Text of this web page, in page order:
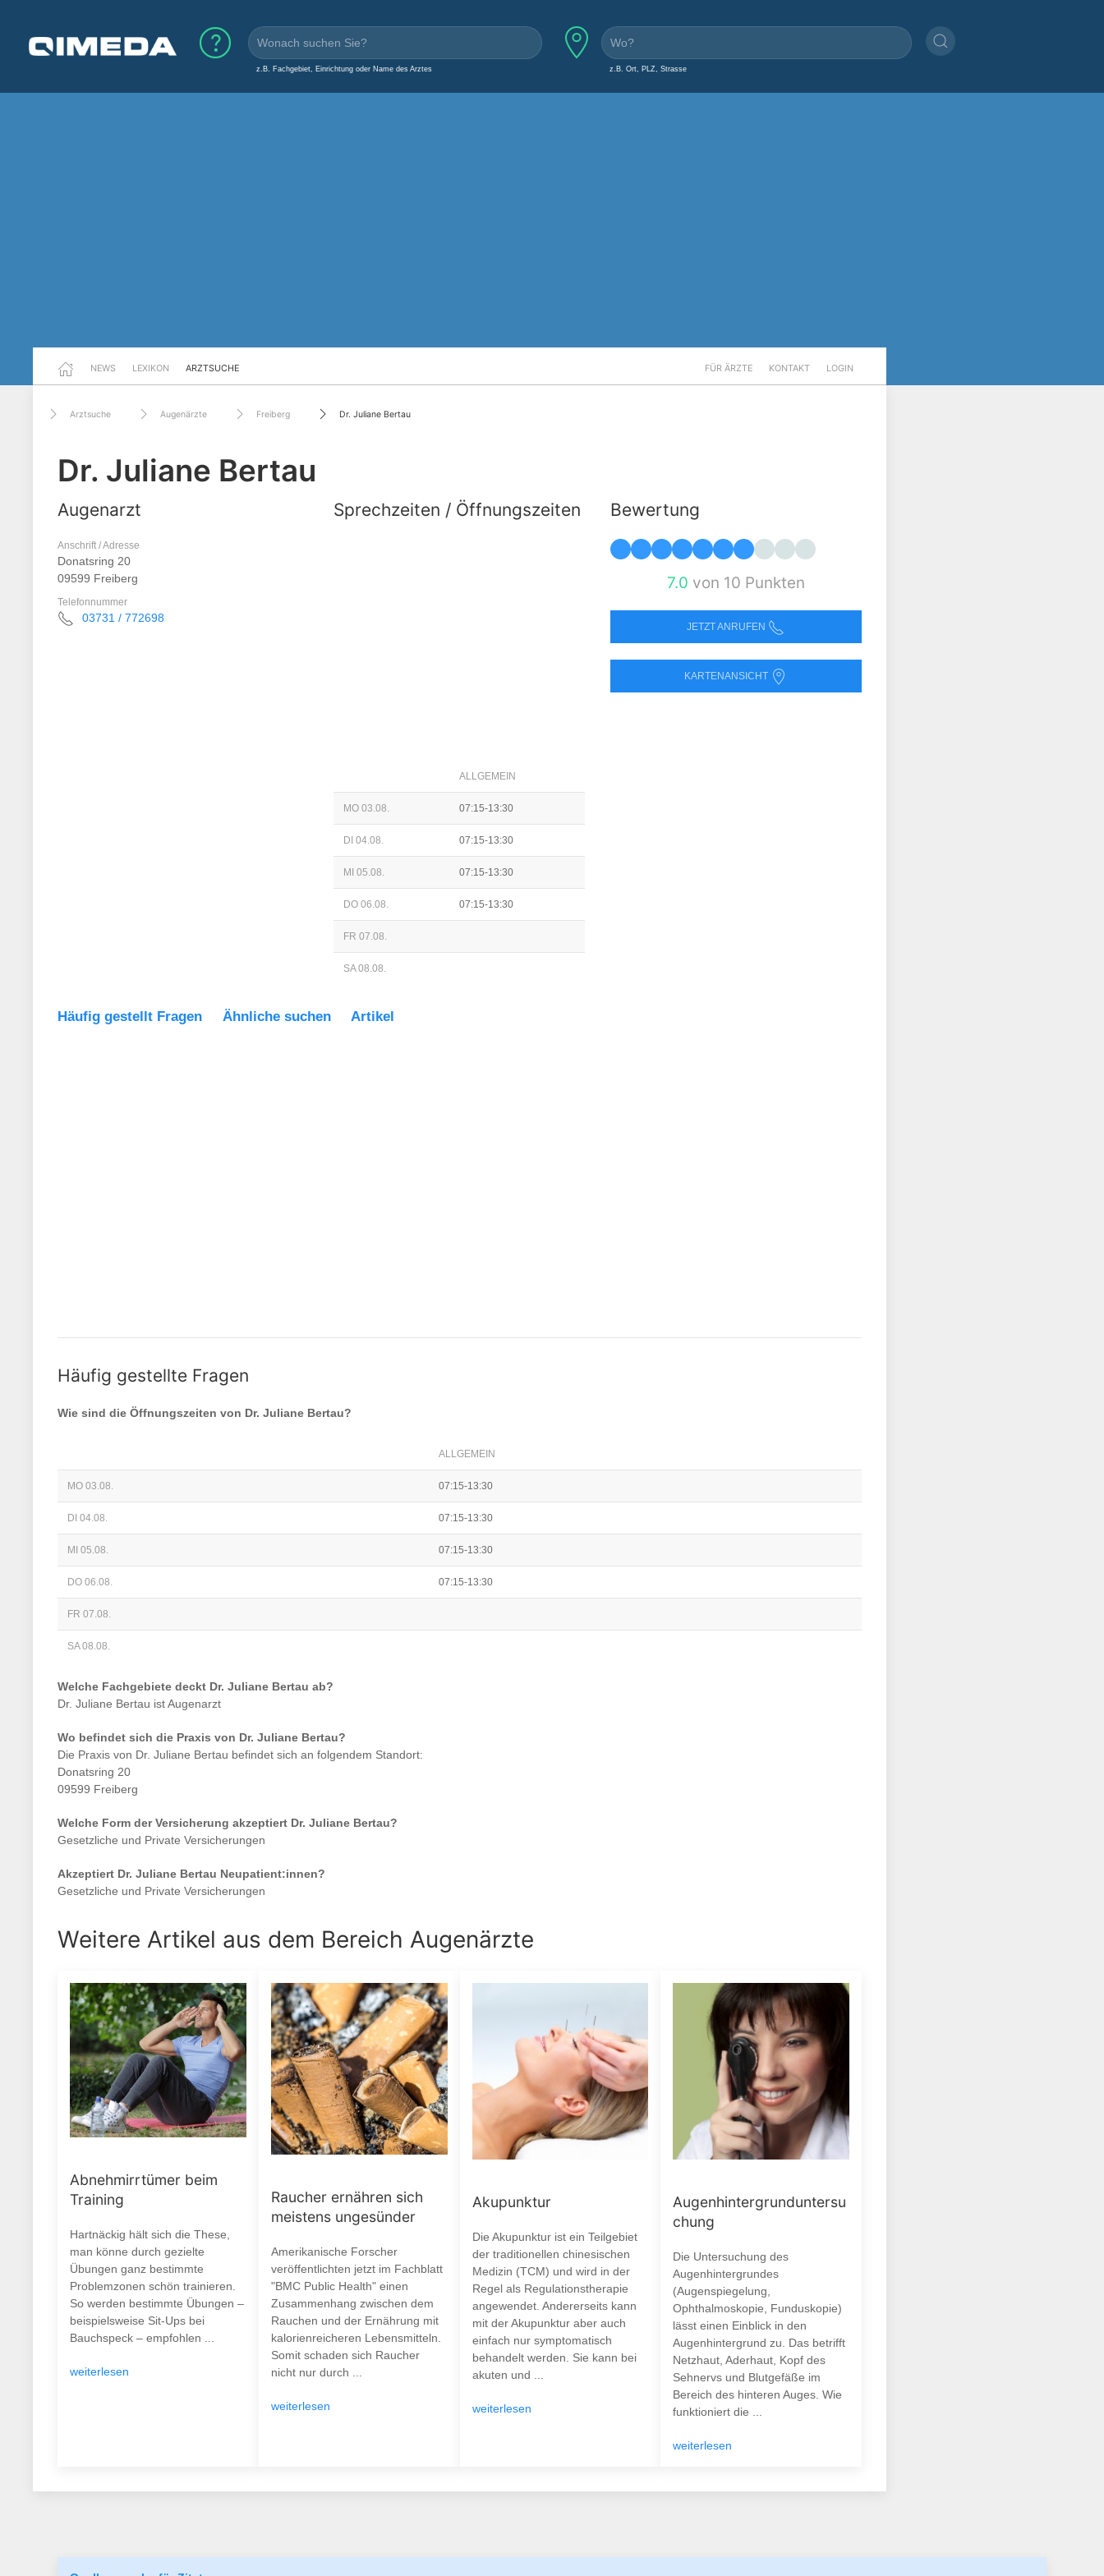
z.B. Fachgebiet, Einrichtung oder Name des Arztes z.B. Ort, PLZ, Strasse
NEWS LEXIKON ARZTSUCHE FÜR ÄRZTE KONTAKT LOGIN
Arztsuche Augenärzte Freiberg Dr. Juliane Bertau
Dr. Juliane Bertau
Augenarzt
Anschrift / Adresse
Donatsring 20
09599 Freiberg
Telefonnummer
03731 / 772698
Sprechzeiten / Öffnungszeiten
ALLGEMEIN
MO 03.08. 07:15-13:30
DI 04.08. 07:15-13:30
MI 05.08. 07:15-13:30
DO 06.08. 07:15-13:30
FR 07.08.
SA 08.08.
Bewertung
7.0 von 10 Punkten
JETZT ANRUFEN
KARTENANSICHT
Häufig gestellt Fragen Ähnliche suchen Artikel
Häufig gestellte Fragen
Wie sind die Öffnungszeiten von Dr. Juliane Bertau?
ALLGEMEIN
MO 03.08. 07:15-13:30
DI 04.08. 07:15-13:30
MI 05.08. 07:15-13:30
DO 06.08. 07:15-13:30
FR 07.08.
SA 08.08.
Welche Fachgebiete deckt Dr. Juliane Bertau ab?
Dr. Juliane Bertau istAugenarzt
Wo befindet sich die Praxis von Dr. Juliane Bertau?
Die Praxis von Dr. Juliane Bertau befindet sich an folgendem Standort:
Donatsring 20
09599 Freiberg
Welche Form der Versicherung akzeptiert Dr. Juliane Bertau?
Gesetzliche und Private Versicherungen
Akzeptiert Dr. Juliane Bertau Neupatient:innen?
Gesetzliche und Private Versicherungen
Weitere Artikel aus dem Bereich Augenärzte
Abnehmirrtümer beim
Training
Hartnäckig hält sich die These,
man könne durch gezielte
Übungen ganz bestimmte
Problemzonen schön trainieren.
So werden bestimmte Übungen –
beispielsweise Sit-Ups bei
Bauchspeck – empfohlen ...
weiterlesen
Raucher ernähren sich
meistens ungesünder
Amerikanische Forscher
veröffentlichten jetzt im Fachblatt
"BMC Public Health" einen
Zusammenhang zwischen dem
Rauchen und der Ernährung mit
kalorienreicheren Lebensmitteln.
Somit schaden sich Raucher
nicht nur durch ...
weiterlesen
Akupunktur
Die Akupunktur ist ein Teilgebiet
der traditionellen chinesischen
Medizin (TCM) und wird in der
Regel als Regulationstherapie
angewendet. Andererseits kann
mit der Akupunktur aber auch
einfach nur symptomatisch
behandelt werden. Sie kann bei
akuten und ...
weiterlesen
Augenhintergrunduntersu
chung
Die Untersuchung des
Augenhintergrundes
(Augenspiegelung,
Ophthalmoskopie, Funduskopie)
lässt einen Einblick in den
Augenhintergrund zu. Das betrifft
Netzhaut, Aderhaut, Kopf des
Sehnervs und Blutgefäße im
Bereich des hinteren Auges. Wie
funktioniert die ...
weiterlesen